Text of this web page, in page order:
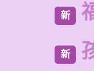
新
新